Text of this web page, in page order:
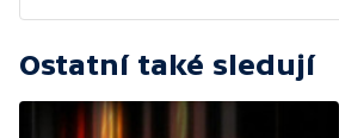
Ostatní také sledují